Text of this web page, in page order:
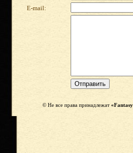
E-mail:
© Не все права принадлежат